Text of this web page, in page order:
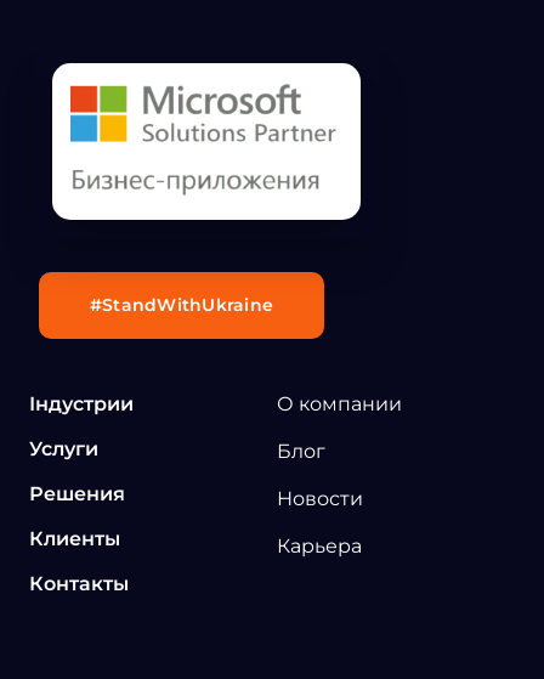
Індустрии
Услуги
Решения
Клиенты
Контакты
О компании
Блог
Новости
Карьера
#StandWithUkraine